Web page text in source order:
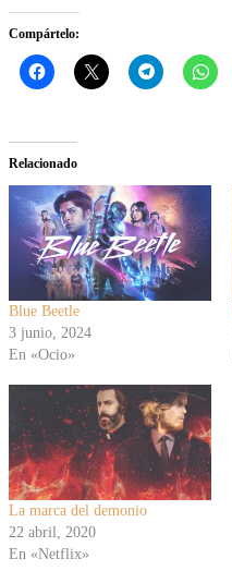
Compártelo:
Relacionado
Blue Beetle
3 junio, 2024
En «Ocio»
La marca del demonio
22 abril, 2020
En «Netflix»